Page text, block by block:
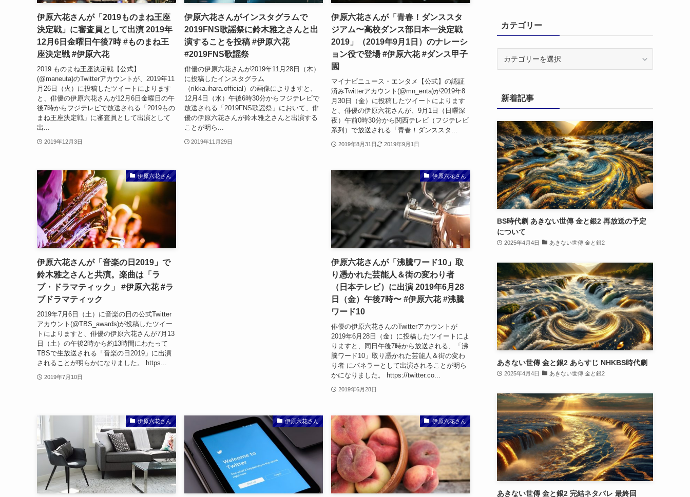
伊原六花さんが「2019ものまね王座
決定戦」に審査員として出演 2019年
12月6日金曜日午後7時 #ものまね王
座決定戦 #伊原六花
2019 ものまね王座決定戦【公式】
(@maneuta)のTwitterアカウントが、2019年11
月26日（火）に投稿したツイートによります
と、俳優の伊原六花さんが12月6日金曜日の午
後7時からフジテレビで放送される「2019もの
まね王座決定戦」に審査員として出演として
出...
2019年12月3日
伊原六花さんがインスタグラムで
2019FNS歌謡祭に鈴木雅之さんと出
演することを投稿 #伊原六花
#2019FNS歌謡祭
俳優の伊原六花さんが2019年11月28日（木）
に投稿したインスタグラム
（rikka.ihara.official）の画像によりますと、
12月4日（水）午後6時30分からフジテレビで
放送される「2019FNS歌謡祭」において、俳
優の伊原六花さんが鈴木雅之さんと出演する
ことが明ら...
2019年11月29日
伊原六花さんが「青春！ダンススタ
ジアム〜高校ダンス部日本一決定戦
2019」（2019年9月1日）のナレーシ
ョン役で登場 #伊原六花 #ダンス甲子
園
マイナビニュース・エンタメ【公式】の認証
済みTwitterアカウント(@mn_enta)が2019年8
月30日（金）に投稿したツイートによります
と、俳優の伊原六花さんが、9月1日（日曜深
夜）午前0時30分から関西テレビ（フジテレビ
系列）で放送される「青春！ダンススタ...
2019年8月31日 2019年9月1日
伊原六花さん
伊原六花さんが「音楽の日2019」で
鈴木雅之さんと共演。楽曲は「ラ
ブ・ドラマティック」 #伊原六花 #ラ
ブドラマティック
2019年7月6日（土）に音楽の日の公式Twitter
アカウント(@TBS_awards)が投稿したツイー
トによりますと、俳優の伊原六花さんが7月13
日（土）の午後2時から約13時間にわたって
TBSで生放送される「音楽の日2019」に出演
されることが明らかになりました。 https...
2019年7月10日
伊原六花さん
伊原六花さんが「沸騰ワード10」取
り憑かれた芸能人＆街の変わり者
（日本テレビ）に出演 2019年6月28
日（金）午後7時〜 #伊原六花 #沸騰
ワード10
俳優の伊原六花さんのTwitterアカウントが
2019年6月28日（金）に投稿したツイートによ
りますと、同日午後7時から放送される、「沸
騰ワード10」取り憑かれた芸能人＆街の変わ
り者 にパネラーとして出演されることが明ら
かになりました。 https://twitter.co...
2019年6月28日
伊原六花さん 伊原六花さん 伊原六花さん
カテゴリー
ー新着記事
BS時代劇 あきない世傳 金と銀2 再放送の予定
について
2025年4月4日 あきない世傳 金と銀2
あきない世傳 金と銀2 あらすじ NHKBS時代劇
2025年4月4日 あきない世傳 金と銀2
あきない世傳 金と銀2 完結ネタバレ 最終回